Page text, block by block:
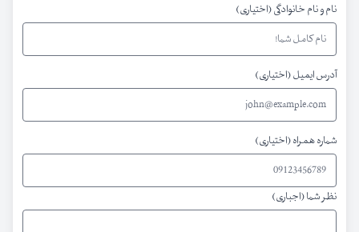
نام و نام خانوادگی (اختیاری)
آدرس ایمیل (اختیاری)
شماره همراه (اختیاری)
نظر شما (اجباری)